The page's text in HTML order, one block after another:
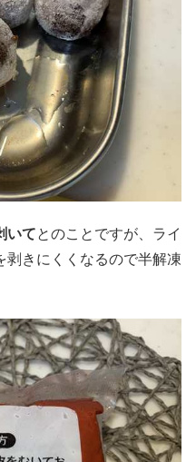
いてとのことですが、ライ
剥きにくくなるので半解凍